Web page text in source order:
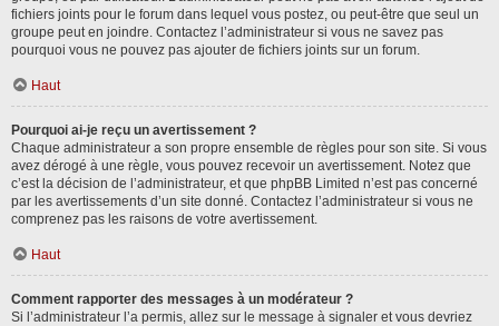
fichiers joints pour le forum dans lequel vous postez, ou peut-être que seul un
groupe peut en joindre. Contactez l’administrateur si vous ne savez pas
pourquoi vous ne pouvez pas ajouter de fichiers joints sur un forum.
Haut
Pourquoi ai-je reçu un avertissement ?
Chaque administrateur a son propre ensemble de règles pour son site. Si vous
avez dérogé à une règle, vous pouvez recevoir un avertissement. Notez que
c’est la décision de l’administrateur, et que phpBB Limited n’est pas concerné
par les avertissements d’un site donné. Contactez l’administrateur si vous ne
comprenez pas les raisons de votre avertissement.
Haut
Comment rapporter des messages à un modérateur ?
Si l’administrateur l’a permis, allez sur le message à signaler et vous devriez